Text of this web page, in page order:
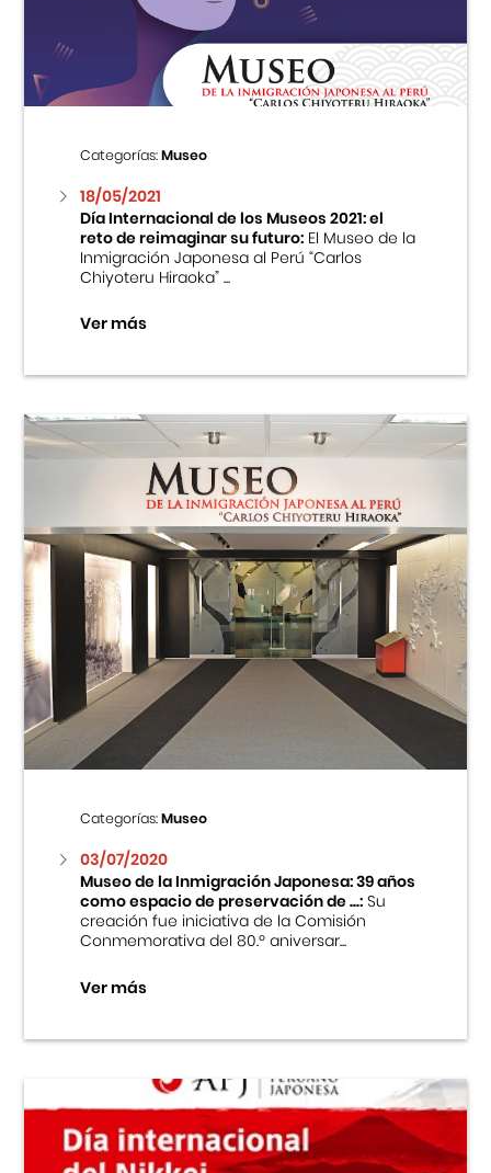
Centro Cultural Peruano Japonés
Cursos
Museo de la Inmigración Japonesa
Fondo Editorial
Teatro Peruano Japonés
Categorías:Museo
18/05/2021
Día Internacional de los Museos 2021: el
reto de reimaginar su futuro:El Museo de la
Inmigración Japonesa al Perú “Carlos
Chiyoteru Hiraoka” ...
Ver más
Categorías:Museo
03/07/2020
Museo de la Inmigración Japonesa: 39 años
como espacio de preservación de ...:Su
creación fue iniciativa de la Comisión
Conmemorativa del 80.º aniversar...
Ver más